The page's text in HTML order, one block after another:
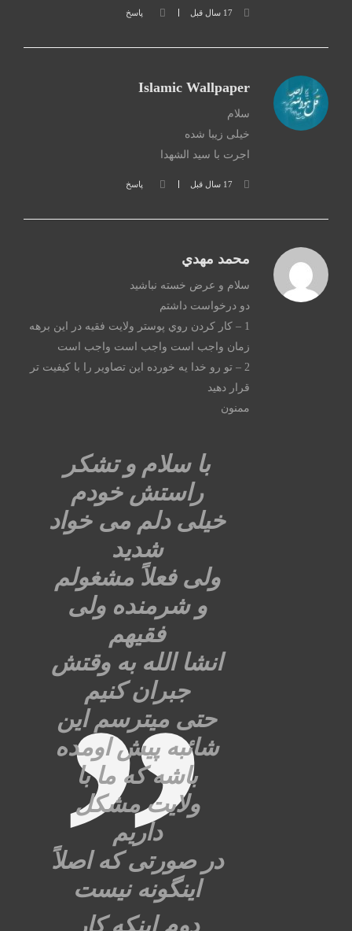
17 سال قبل پاسخ
Islamic Wallpaper
سلام
خیلی زیبا شده
اجرت با سید الشهدا
17 سال قبل پاسخ
محمد مهدي
سلام و عرض خسته نباشيد
دو درخواست داشتم
1 – كار كردن روي پوستر ولايت فقيه در اين برهه
زمان واجب است واجب است واجب است
2 – تو رو خدا يه خورده اين تصاوير را با كيفيت تر
قرار دهيد
ممنون
با سلام و تشکر
راستش خودم
خیلی دلم می خواد
شدید
ولی فعلاً مشغولم
و شرمنده ولی
فقیهم
انشا الله به وقتش
جبران کنیم
حتی میترسم این
شائبه پیش اومده
باشه که ما با
ولایت مشکل
داریم
در صورتی که اصلاً
اینگونه نیست
دوم اینکه کار